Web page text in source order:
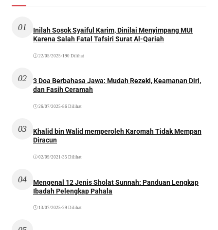
01
Inilah Sosok Syaiful Karim, Dinilai Menyimpang MUI
Karena Salah Fatal Tafsiri Surat Al-Qariah
22/05/2025 •190 Dilihat
02
3 Doa Berbahasa Jawa: Mudah Rezeki, Keamanan Diri,
dan Fasih Ceramah
26/07/2025 •86 Dilihat
03
Khalid bin Walid memperoleh Karomah Tidak Mempan
Diracun
02/09/2021 •35 Dilihat
04
Mengenal 12 Jenis Sholat Sunnah: Panduan Lengkap
Ibadah Pelengkap Pahala
13/07/2025 •29 Dilihat